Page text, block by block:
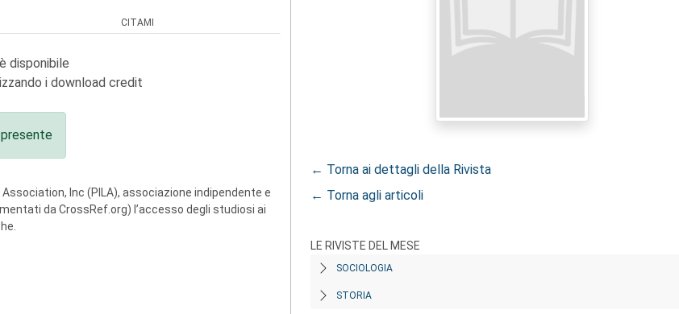
CITAMI
disponibile
i download credit
Inc (PILA), associazione indipendente e
da CrossRef.org) l’accesso degli studiosi ai
← Torna ai dettagli della Rivista
← Torna agli articoli
LE RIVISTE DEL MESE
SOCIOLOGIA
STORIA